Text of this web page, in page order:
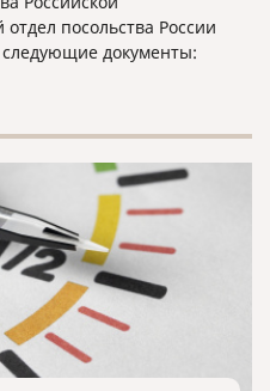
посольства России
документы: